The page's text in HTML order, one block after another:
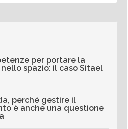
per portare la
spazio: il caso Sitael
perché gestire il
è anche una questione